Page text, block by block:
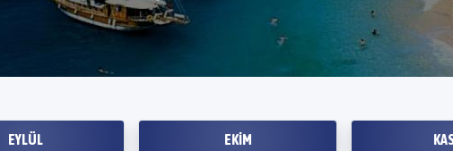
EYLÜL EKIM